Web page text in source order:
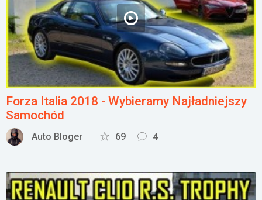
Forza Italia 2018 - Wybieramy Najładniejszy
Samochód
Auto Bloger 69 4